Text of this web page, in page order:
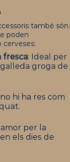
també són
poden
cerveses:
fresca: Ideal per
groga de
hi ha res com
per la
els dies de